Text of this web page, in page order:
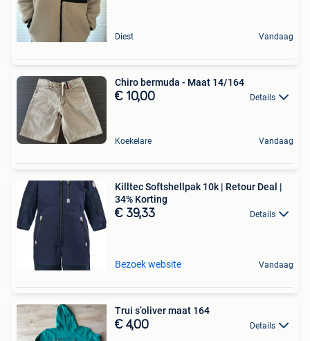
Diest Vandaag
Chiro bermuda - Maat 14/164
€ 10,00 Details
Koekelare Vandaag
Killtec Softshellpak 10k | Retour Deal |
34% Korting
€ 39,33 Details
Bezoek website Vandaag
Trui s’oliver maat 164
€ 4,00 Details